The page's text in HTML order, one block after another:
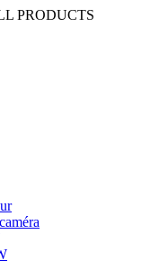
PRODUCTS